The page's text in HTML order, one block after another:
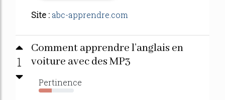
Site : abc-apprendre.com
1
Comment apprendre l’anglais en
voiture avec des MP3
Pertinence
37%